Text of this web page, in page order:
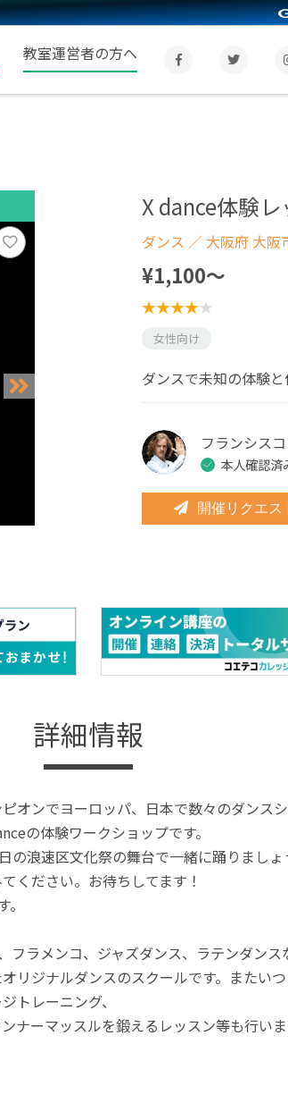
教室運営者の方へ
X dance体験
ダンス ／ 大阪府 大阪
¥1,100〜
女性向け
ダンスで未知の体験
フランシス
本人確認済
開催リクエス
詳細情報
オンでヨーロッパ、日本で数々のダンス
の体験ワークショップです。
の浪速区文化祭の舞台で一緒に踊りましょ
ください。お待ちしてます！
フラメンコ、ジャズダンス、ラテンダン
リジナルダンスのスクールです。またい
トレーニング、
ナーマッスルを鍛えるレッスン等も行い